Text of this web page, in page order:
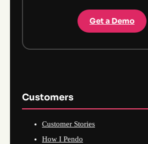
Get a Demo
Customers
Customer Stories
How I Pendo